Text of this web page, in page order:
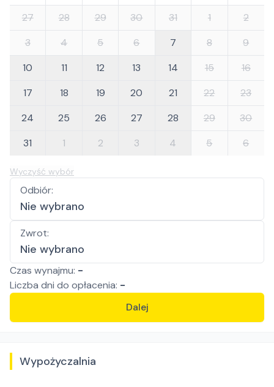
27 28 29 30 31 1
2
3
4 5 6 7 8
9
10
11 12 13 14 15
16
17
18 19 20 21 22
23
24
25 26 27 28 29
30
31
1 2 3 4 5 6
Wyczyść wybór
Odbiór:
Nie wybrano
Zwrot:
Nie wybrano
Czas wynajmu: -
Liczba dni do opłacenia: -
Dalej
Wypożyczalnia